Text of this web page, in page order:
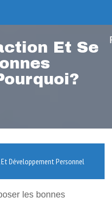
Et Se
Et Développement Personnel
les bonnes